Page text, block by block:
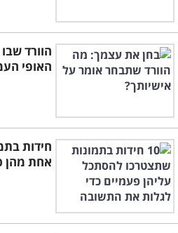
הוורד
האופי
חידות
אחת מהן